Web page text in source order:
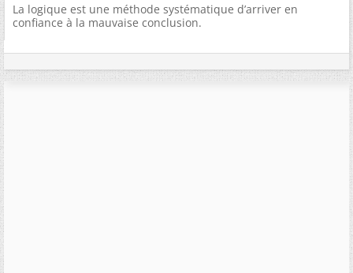
La logique est une méthode systématique d’arriver en
confiance à la mauvaise conclusion.